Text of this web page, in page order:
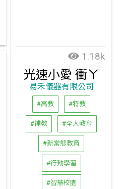
1.18k
光速小愛 衝ㄚ
易禾儀器有限公司
#高教 #特教
#補教 #全人教育
#新常態教育
#行動學習
#智慧校園